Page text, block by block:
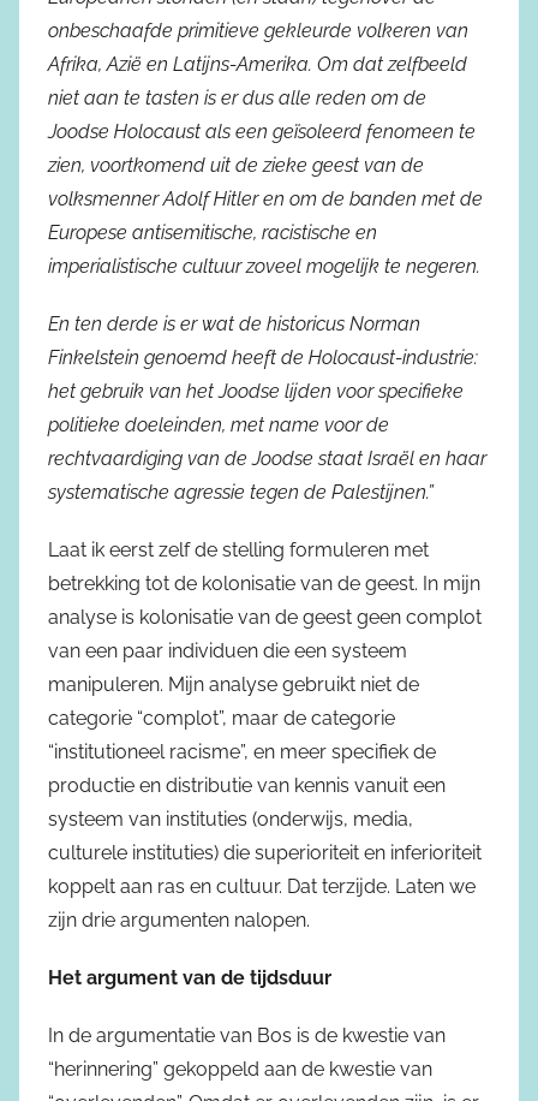
onbeschaafde primitieve gekleurde volkeren van
Afrika, Azië en Latijns-Amerika. Om dat zelfbeeld
niet aan te tasten is er dus alle reden om de
Joodse Holocaust als een geïsoleerd fenomeen te
zien, voortkomend uit de zieke geest van de
volksmenner Adolf Hitler en om de banden met de
Europese antisemitische, racistische en
imperialistische cultuur zoveel mogelijk te negeren.
En ten derde is er wat de historicus Norman
Finkelstein genoemd heeft de Holocaust-industrie:
het gebruik van het Joodse lijden voor specifieke
politieke doeleinden, met name voor de
rechtvaardiging van de Joodse staat Israël en haar
systematische agressie tegen de Palestijnen.”
Laat ik eerst zelf de stelling formuleren met
betrekking tot de kolonisatie van de geest. In mijn
analyse is kolonisatie van de geest geen complot
van een paar individuen die een systeem
manipuleren. Mijn analyse gebruikt niet de
categorie “complot”, maar de categorie
“institutioneel racisme”, en meer specifiek de
productie en distributie van kennis vanuit een
systeem van instituties (onderwijs, media,
culturele instituties) die superioriteit en inferioriteit
koppelt aan ras en cultuur. Dat terzijde. Laten we
zijn drie argumenten nalopen.
Het argument van de tijdsduur
In de argumentatie van Bos is de kwestie van
“herinnering” gekoppeld aan de kwestie van